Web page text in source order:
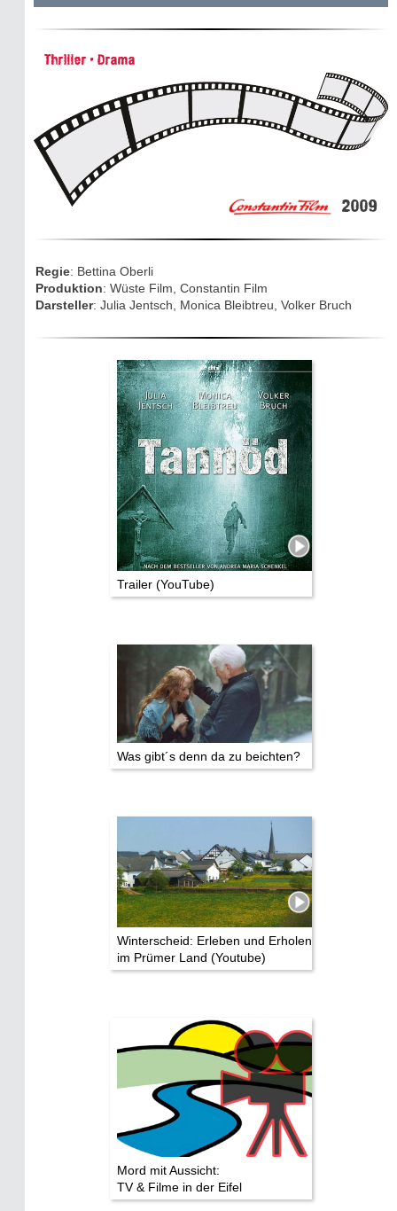
Mythen, Märchen & Legenden (2025)
Eifelkarte:
Drehorte & Tatorte
TV & Kino
Die Stars:
Wer hat wo gedreht?
Mediathek
Impressum
Datenschutz
Thriller • Drama
2009
Regie: Bettina Oberli
Produktion: Wüste Film, Constantin Film
Darsteller: Julia Jentsch, Monica Bleibtreu, Volker Bruch
Trailer (YouTube)
Was gibt´s denn da zu beichten?
Winterscheid: Erleben und Erholen
im Prümer Land (Youtube)
Mord mit Aussicht:
TV & Filme in der Eifel